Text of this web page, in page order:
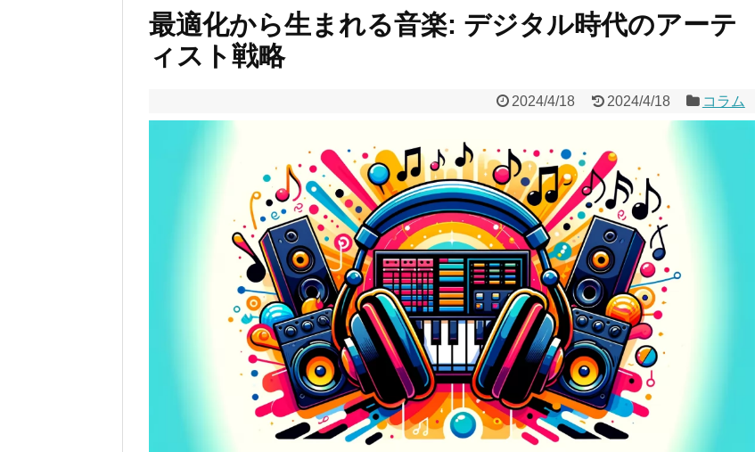
最適化から生まれる音楽: デジタル時代のアーテ
ィスト戦略
2024/4/18 2024/4/18 コラム